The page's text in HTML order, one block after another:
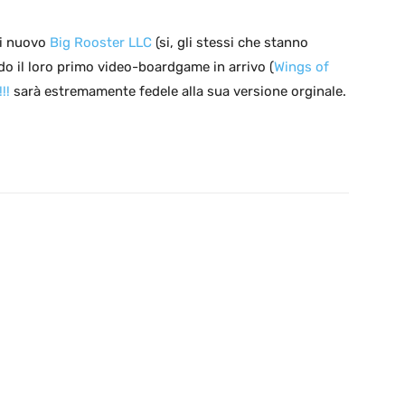
nuovo Big Rooster LLC (si, gli stessi che stanno
il loro primo video-boardgame in arrivo (Wings of
sarà estremamente fedele alla sua versione orginale.